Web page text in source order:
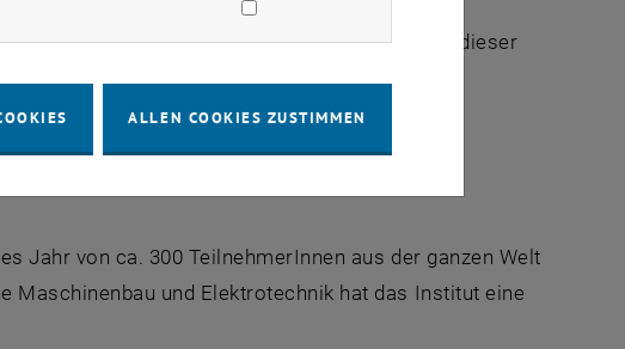
bilden einen weiteren Schwerpunkt dieser
/
in diesen beiden Bereichen.
– sei es im Bereich der
Jahr von ca. 300 TeilnehmerInnen aus der ganzen Welt
Maschinenbau und Elektrotechnik hat das Institut eine
ALLEN COOKIES ZUSTIMMEN